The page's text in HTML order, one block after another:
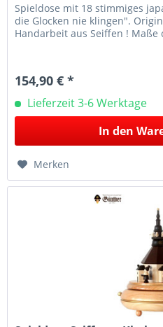
Spieldose mit 18 stimmiges
die Glocken nie klingen".
Handarbeit aus Seiffen ! Maße
154,90 € *
Lieferzeit 3-6 Werktage
In den
Merken